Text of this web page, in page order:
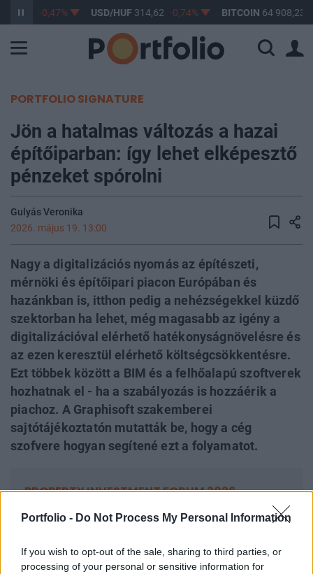
Portfolio - Do Not Process My Personal Information
If you wish to opt-out of the sale, sharing to third parties, or
processing of your personal or sensitive information for
363,68 -0,47% USD/HUF314,62 -0,74% BITCOIN64 908,23
PORTFOLIO SIGNATURE
Jön a hatalmas változás a hazai
építőiparban: így lehet elképesztő
pénzeket spórolni
Gulyás Veronika
2026. május 19. 13:00
Nagy a digitalizációs nyomás az építészeti,
mérnöki és építőipari piacon Európában és
hazánkban is, itthon pedig a nehézségekkel küzdő
szektorban ha lehet, még magasabb az igény a
digitalizációval elérhető hatékonyságnövelésre és
az ezen keresztül elérhető költségcsökkentésre.
Ezt többek között a BIM és a felhőalapú szoftverek
hozhatnak el - ha a szabályozás is hozzáérik a
piachoz. A Graphisoft szakemberei
sajtótájékoztatón mutatták be, hogy a cég
szofvere hogyan segítené ezt a folyamatot.
PROPERTY INVESTMENT FORUM 2026
A hazai ingatlanpiac legnagyobb üzleti és networking
találkozója! Idén a 22. alkalommal!